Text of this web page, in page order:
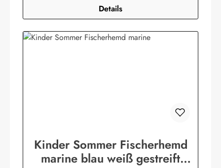
Details
Kinder Sommer Fischerhemd
marine blau weiß gestreift